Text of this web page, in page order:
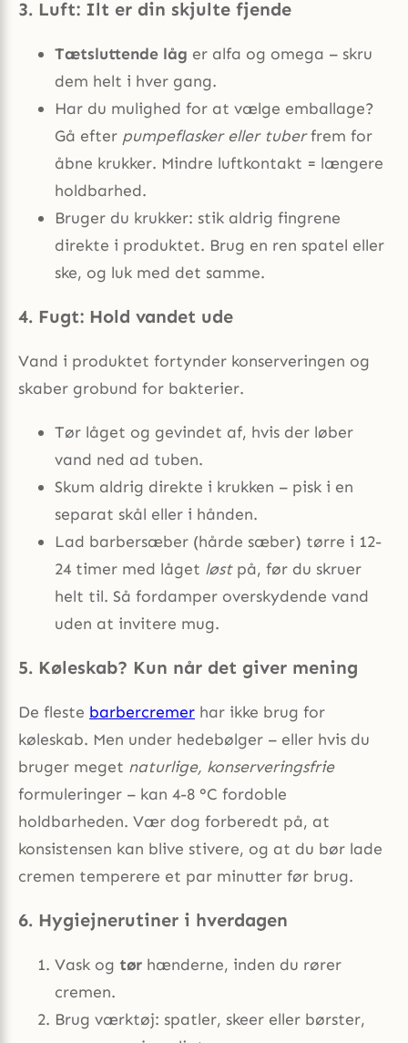
3. Luft: Ilt er din skjulte fjende
Tætsluttende låg er alfa og omega – skru
dem helt i hver gang.
Har du mulighed for at vælge emballage?
Gå efter pumpeflasker eller tuberfrem for
åbne krukker. Mindre luftkontakt = længere
holdbarhed.
Bruger du krukker: stik aldrig fingrene
direkte i produktet. Brug en ren spatel eller
ske, og luk med det samme.
4. Fugt: Hold vandet ude
Vand i produktet fortynd­er konserveringen og
skaber grobund for bakterier.
Tør låget og gevindet af, hvis der løber
vand ned ad tuben.
Skum aldrig direkte i krukken – pisk i en
separat skål eller i hånden.
Lad barbersæber (hårde sæber) tørre i 12-
24 timer med låget løstpå, før du skruer
helt til. Så fordamper overskydende vand
uden at invitere mug.
5. Køleskab? Kun når det giver mening
De fleste barbercremer har ikke brug for
køleskab. Men under hedebølger – eller hvis du
bruger meget naturlige, konserveringsfrie
formuleringer – kan 4-8 °C fordoble
holdbarheden. Vær dog forberedt på, at
konsistensen kan blive stivere, og at du bør lade
cremen temperere et par minutter før brug.
6. Hygiejne­rutiner i hverdagen
Vask og tør hænderne, inden du rører
cremen.
Brug værktøj: spatler, skeer eller børster,